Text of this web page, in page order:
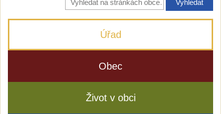
na
stránkách
Úřad
Obec
Život v obci